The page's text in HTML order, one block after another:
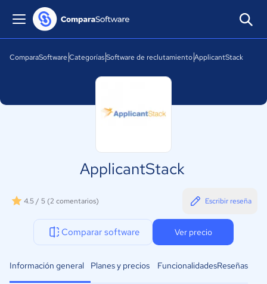
ComparaSoftware CategoríasSoftware de reclutamientoApplicantStack
ApplicantStack
4.5 / 5 (2 comentarios) Escribir reseña
Comparar software Ver precio
Información general Planes y precios FuncionalidadesReseñas